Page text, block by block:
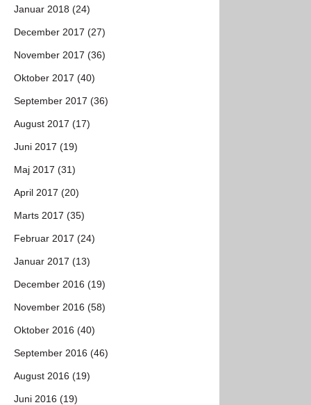
Januar 2018 (24)
December 2017 (27)
November 2017 (36)
Oktober 2017 (40)
September 2017 (36)
August 2017 (17)
Juni 2017 (19)
Maj 2017 (31)
April 2017 (20)
Marts 2017 (35)
Februar 2017 (24)
Januar 2017 (13)
December 2016 (19)
November 2016 (58)
Oktober 2016 (40)
September 2016 (46)
August 2016 (19)
Juni 2016 (19)